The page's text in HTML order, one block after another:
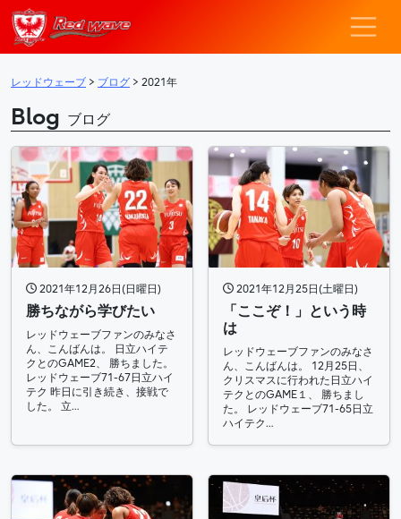
メインナビゲーション
レッドウェー
レッドウェーブ > ブログ > 2021年
Blog ブログ
2021年12月26日(日曜日)
勝ちながら学びたい
レッドウェーブファンのみなさ
ん、こんばんは。 日立ハイテ
クとのGAME2、 勝ちました。
レッドウェーブ71-67日立ハイ
テク 昨日に引き続き、接戦で
した。 立…
2021年12月25日(土曜日)
「ここぞ！」という時
は
レッドウェーブファンのみなさ
ん、こんばんは。 12月25日、
クリスマスに行われた日立ハイ
テクとのGAME１、 勝ちまし
た。 レッドウェーブ71-65日立
ハイテク…